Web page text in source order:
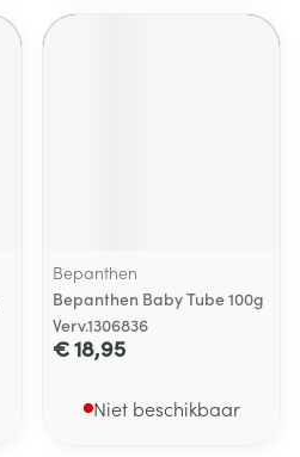
Bepanthen
Bepanthen Baby Tube 100g
Verv.1306836
€ 18,95
Niet beschikbaar